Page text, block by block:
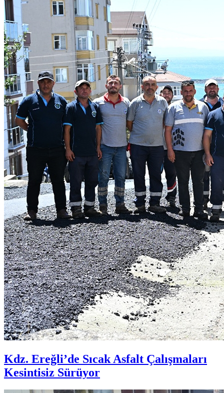
Kdz. Ereğli’de Sıcak Asfalt Çalışmaları
Kesintisiz Sürüyor